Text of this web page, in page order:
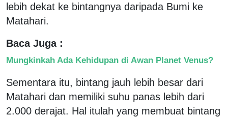
lebih dekat ke bintangnya daripada Bumi ke
Matahari.
Baca Juga :
Mungkinkah Ada Kehidupan di Awan Planet Venus?
Sementara itu, bintang jauh lebih besar dari
Matahari dan memiliki suhu panas lebih dari
2.000 derajat. Hal itulah yang membuat bintang